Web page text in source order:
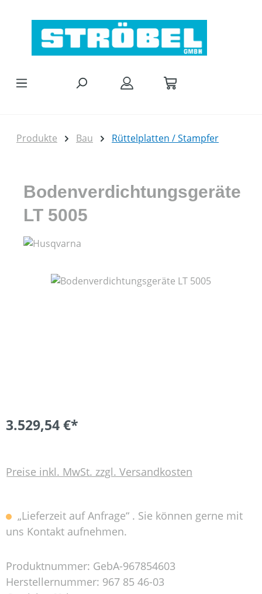
Produkte Bau Rüttelplatten / Stampfer
Bodenverdichtungsgeräte
LT 5005
Bildergalerie überspringen
3.529,54 €*
Preise inkl. MwSt. zzgl. Versandkosten
„Lieferzeit auf Anfrage“ . Sie können gerne mit
uns Kontakt aufnehmen.
Produktnummer: GebA-967854603
Herstellernummer: 967 85 46-03